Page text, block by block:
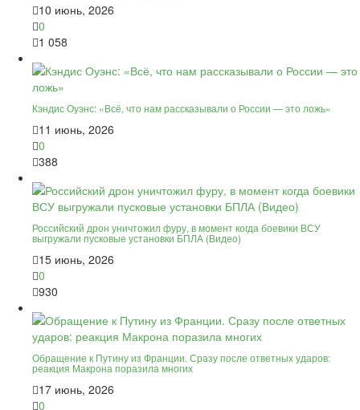
10 июнь, 2026
0
1 058
Кэндис Оуэнс: «Всё, что нам рассказывали о России — это ложь»
11 июнь, 2026
0
388
Российский дрон уничтожил фуру, в момент когда боевики ВСУ
выгружали пусковые установки БПЛА (Видео)
15 июнь, 2026
0
930
Обращение к Путину из Франции. Сразу после ответных ударов:
реакция Макрона поразила многих
17 июнь, 2026
0